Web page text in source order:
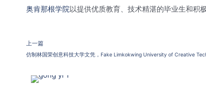
奥肯那根学院以提供优质教育、技术精湛的毕业生和积
上一篇
仿制林国荣创意科技大学文凭，Fake Limkokwing University of Creative